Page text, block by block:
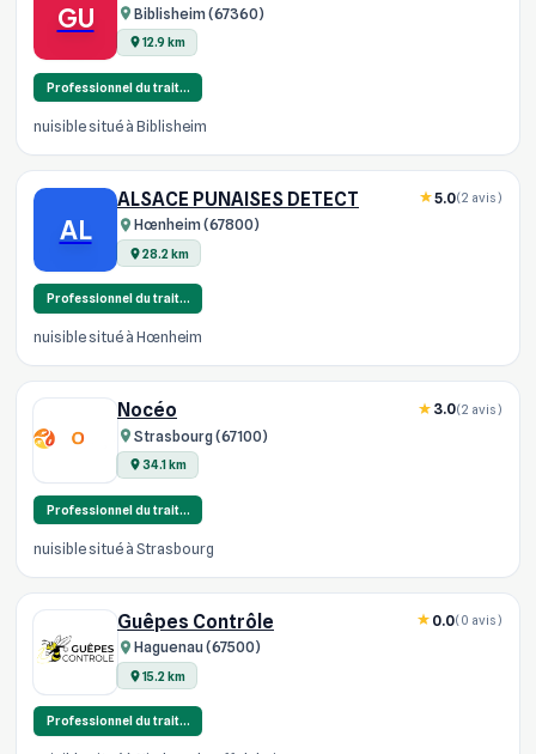
GU Biblisheim (67360)
12.9 km
Professionnel du trait…
nuisible situé à Biblisheim
AL
ALSACE PUNAISES DETECT
Hœnheim (67800)
28.2 km
5.0(2 avis)
Professionnel du trait…
nuisible situé à Hœnheim
Nocéo
Strasbourg (67100)
34.1 km
3.0(2 avis)
Professionnel du trait…
nuisible situé à Strasbourg
Guêpes Contrôle
Haguenau (67500)
15.2 km
0.0(0 avis)
Professionnel du trait…